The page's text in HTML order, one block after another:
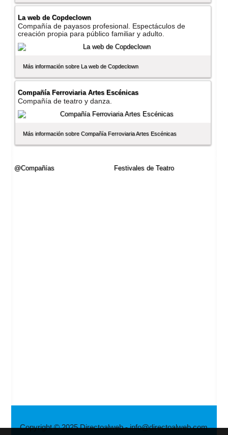
La web de Copdeclown
Compañí­a de payasos profesional. Espectáculos de
creación propia para público familiar y adulto.
Más información sobre La web de Copdeclown
Compañí­a Ferroviaria Artes Escénicas
Compañí­a de teatro y danza.
Más información sobre Compañí­a Ferroviaria Artes Escénicas
@Compañí­as Festivales de Teatro
Copyright © 2025 Directoalweb - info@directoalweb.com